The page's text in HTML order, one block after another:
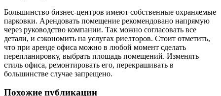
Большинство бизнес-центров имеют собственные охраняемые
парковки. Арендовать помещение рекомендовано напрямую
через руководство компании. Так можно согласовать все
детали, и сэкономить на услугах риелторов. Стоит отметить,
что при аренде офиса можно в любой момент сделать
перепланировку, выбрать площадь помещений. Изменять
стиль офиса, ремонтировать его, перекрашивать в
большинстве случае запрещено.
Похожие публикации